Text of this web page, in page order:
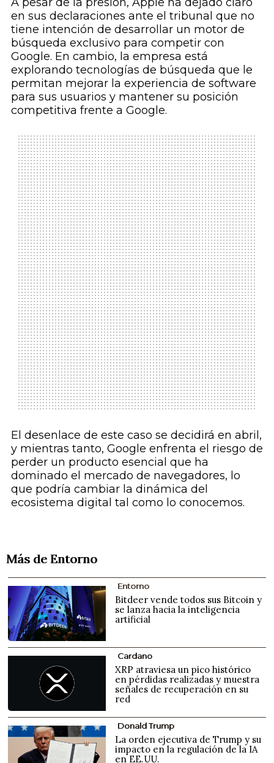
en sus declaraciones ante el tribunal que no
tiene intención de desarrollar un motor de
búsqueda exclusivo para competir con
Google. En cambio, la empresa está
explorando tecnologías de búsqueda que le
permitan mejorar la experiencia de software
para sus usuarios y mantener su posición
competitiva frente a Google.
El desenlace de este caso se decidirá en abril,
y mientras tanto, Google enfrenta el riesgo de
perder un producto esencial que ha
dominado el mercado de navegadores, lo
que podría cambiar la dinámica del
ecosistema digital tal como lo conocemos.
Más de Entorno
Entorno
Bitdeer vende todos sus Bitcoin y
se lanza hacia la inteligencia
artificial
Cardano
XRP atraviesa un pico histórico
en pérdidas realizadas y muestra
señales de recuperación en su
red
Donald Trump
La orden ejecutiva de Trump y su
impacto en la regulación de la IA
en EE.UU.